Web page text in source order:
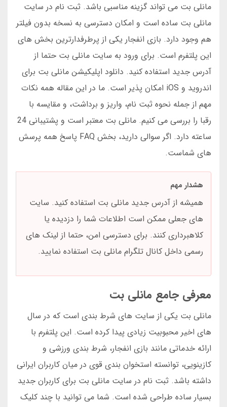
مانلی بت می تواند گزینه مناسبی باشد. ثبت نام در سایت
مانلی بت ساده است و امکان دسترسی به نسخه بدون فیلتر
هم وجود دارد. بازی انفجار یکی از پرطرفدارترین بخش های
این پلتفرم است. برای ورود به سایت مانلی بت حتما از
آدرس جدید استفاده کنید. دانلود اپلیکیشن مانلی بت برای
اندروید و iOS امکان پذیر است. ما در این مقاله همه نکات
مهم از جمله نحوه ثبت نام، واریز و برداشت، و مقایسه با
رقبا را بررسی می کنیم. مانلی بت معتبر است و پشتیبانی 24
ساعته دارد. اگر سوالی دارید، بخش FAQ پاسخ همه پرسش
های شماست.
هشدار مهم
همیشه از آدرس جدید مانلی بت استفاده کنید. سایت
های جعلی ممکن است اطلاعات شما را دزدیده یا
کلاهبرداری کنند. برای دسترسی امن، حتما از لینک های
رسمی داخل کانال تلگرام مانلی بت استفاده نمایید.
معرفی جامع مانلی بت
مانلی بت یکی از سایت های شرط بندی است که در سال
های اخیر محبوبیت زیادی پیدا کرده است. این پلتفرم با
ارائه خدماتی مانند بازی انفجار، شرط بندی ورزشی و
کازینویی، توانسته استخوان بندی قوی در میان کاربران ایرانی
داشته باشد. ثبت نام در سایت مانلی بت برای کاربران جدید
بسیار ساده طراحی شده است. شما می توانید با چند کلیک